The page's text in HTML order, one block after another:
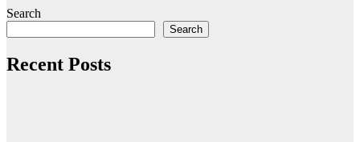
Search
Search
Recent Posts